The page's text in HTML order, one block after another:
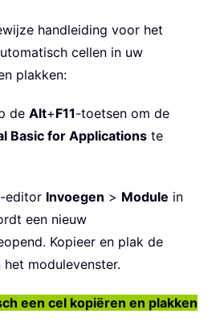
handleiding voor het
cellen in uw
plakken:
de Alt+F11-toetsen om de
Basic for Applications te
editor Invoegen > Module in
een nieuw
Kopieer en plak de
modulevenster.
een cel kopiëren en plakken